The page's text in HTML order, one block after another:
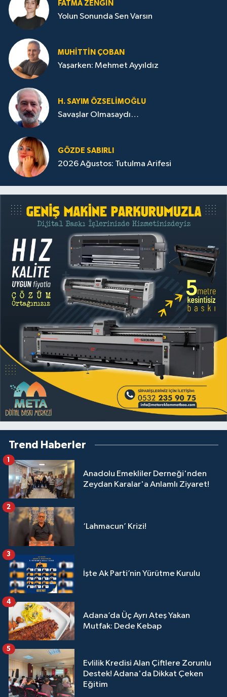
FATMA ZENGIN
Yolun Sonunda Sen Varsın
MUHITTIN ÇOBAN
Yaşarken: Mehmet Ayyıldız
H. SAYIM ÖZSELİMOĞLU
Savaşlar Olmasaydı…
GÖZDE SABIRLI
2026 Ağustos: Tutulma Arifesi
Trend Haberler
Anadolu Emekliler Derneği'nden
Zeydan Karalar'a Anlamlı Ziyaret!
1
‘Lahmacun’ Krizi!
2
İşte Ak Parti’nin Yürütme Kurulu
3
Adana’da Üç Ayrı Ateş Yakan
Mutfak: Dede Kebap
4
Evlilik Kredisi Alan Çiftlere Zorunlu
Destek! Adana'da Dikkat Çeken
Eğitim
5